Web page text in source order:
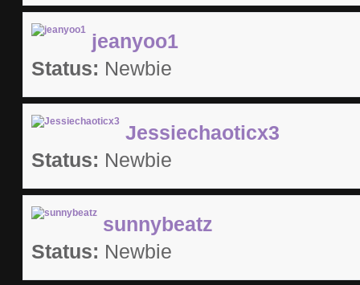
jeanyoo1
Status: Newbie
Jessiechaoticx3
Status: Newbie
sunnybeatz
Status: Newbie